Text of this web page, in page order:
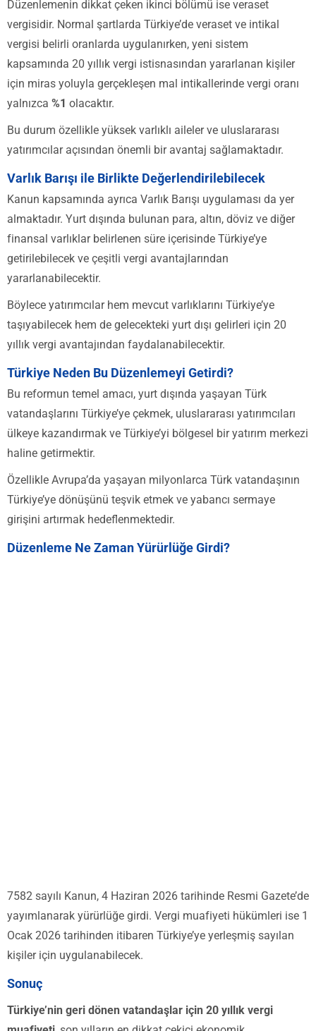
Düzenlemenin dikkat çeken ikinci bölümü ise veraset
vergisidir. Normal şartlarda Türkiye’de veraset ve intikal
vergisi belirli oranlarda uygulanırken, yeni sistem
kapsamında 20 yıllık vergi istisnasından yararlanan kişiler
için miras yoluyla gerçekleşen mal intikallerinde vergi oranı
yalnızca %1 olacaktır.
Bu durum özellikle yüksek varlıklı aileler ve uluslararası
yatırımcılar açısından önemli bir avantaj sağlamaktadır.
Varlık Barışı ile Birlikte Değerlendirilebilecek
Kanun kapsamında ayrıca Varlık Barışı uygulaması da yer
almaktadır. Yurt dışında bulunan para, altın, döviz ve diğer
finansal varlıklar belirlenen süre içerisinde Türkiye’ye
getirilebilecek ve çeşitli vergi avantajlarından
yararlanabilecektir.
Böylece yatırımcılar hem mevcut varlıklarını Türkiye’ye
taşıyabilecek hem de gelecekteki yurt dışı gelirleri için 20
yıllık vergi avantajından faydalanabilecektir.
Türkiye Neden Bu Düzenlemeyi Getirdi?
Bu reformun temel amacı, yurt dışında yaşayan Türk
vatandaşlarını Türkiye’ye çekmek, uluslararası yatırımcıları
ülkeye kazandırmak ve Türkiye’yi bölgesel bir yatırım merkezi
haline getirmektir.
Özellikle Avrupa’da yaşayan milyonlarca Türk vatandaşının
Türkiye’ye dönüşünü teşvik etmek ve yabancı sermaye
girişini artırmak hedeflenmektedir.
Düzenleme Ne Zaman Yürürlüğe Girdi?
7582 sayılı Kanun, 4 Haziran 2026 tarihinde Resmi Gazete’de
yayımlanarak yürürlüğe girdi. Vergi muafiyeti hükümleri ise 1
Ocak 2026 tarihinden itibaren Türkiye’ye yerleşmiş sayılan
kişiler için uygulanabilecek.
Sonuç
Türkiye’nin geri dönen vatandaşlar için 20 yıllık vergi